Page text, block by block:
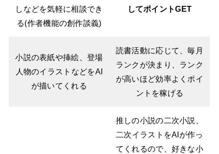
しなどを気軽に相談でき
る(作者機能の創作談義)
してポイントGET
小説の表紙や挿絵、登場
人物のイラストなどをAI
が描いてくれる
読書活動に応じて、毎月
ランクが決まり、ランク
が高いほど効率よくポイ
ントを稼げる
推しの小説の二次小説、
二次イラストをAIが作っ
てくれるので、好きな小